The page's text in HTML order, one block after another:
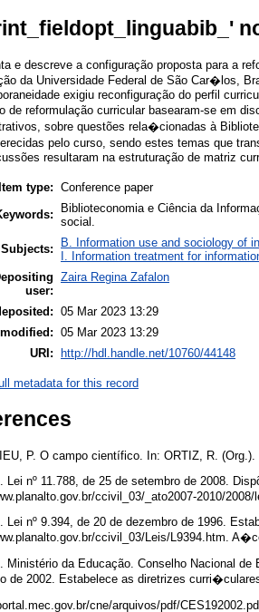
e descreve a configuração proposta para a
da Universidade Federal de São Car�los,
exigiu reconfiguração do perfil
de reformulação curricular basearam-se em
sobre questões rela�cionadas à
pelo curso, sendo estes temas que
resultaram na estruturação de matriz
Item type: Conference paper
Biblioteconomia e Ciência da
social.
Subjects:
B. Information use and sociology of
I. Information treatment for
user:
Zaira Regina Zafalon
05 Mar 2023 13:29
05 Mar 2023 13:29
URI:
http://hdl.handle.net/10760/44148
metadata for this record
P. O campo científico. In: ORTIZ, R.
Lei nº 11.788, de 25 de setembro de 2008.
ccivil_03/_ato2007-2010/
Lei nº 9.394, de 20 de dezembro de 1996.
ccivil_03/Leis/L9394.htm.
Ministério da Educação. Conselho Nacional
de 2002. Estabelece as diretrizes
cne/arquivos/pdf/